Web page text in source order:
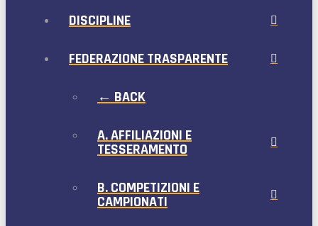
DISCIPLINE
FEDERAZIONE TRASPARENTE
← BACK
A. AFFILIAZIONI E
TESSERAMENTO
B. COMPETIZIONI E
CAMPIONATI